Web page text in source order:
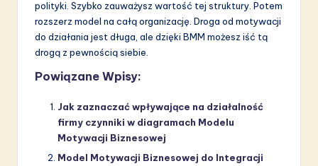
polityki. Szybko zauważysz wartość tej struktury. Potem
rozszerz model na całą organizację. Droga od motywacji
do działania jest długa, ale dzięki BMM możesz iść tą
drogą z pewnością siebie.
Powiązane Wpisy:
Jak zaznaczać wpływające na działalność
firmy czynniki w diagramach Modelu
Motywacji Biznesowej
Model Motywacji Biznesowej do Integracji